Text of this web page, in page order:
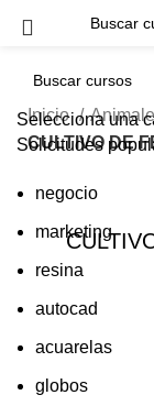
Inicio
CULTIVO DE
Selecciona una
Solicitudes
negocio
marketing
resina
autocad
acuarelas
globos